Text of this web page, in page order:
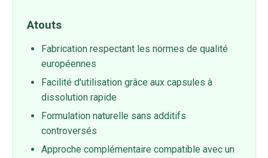
Atouts
Fabrication respectant les normes de qualité
européennes
Facilité d'utilisation grâce aux capsules à
dissolution rapide
Formulation naturelle sans additifs
controversés
Approche complémentaire compatible avec un